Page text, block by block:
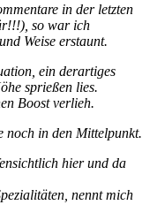
in der letzten
so war ich
Weise erstaunt.
ein derartiges
sprießen lies.
Boost verlieh.
noch in den Mittelpunkt.
hier und da
nennt mich